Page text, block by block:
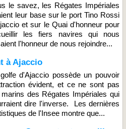
le savez, les Régates Impériales
leur base sur le port Tino Rossi
et sur le Quai d'honneur pour
les fiers navires qui nous
l'honneur de nous rejoindre...
à Ajaccio
d'Ajaccio possède un pouvoir
évident, et ce ne sont pas
des Régates Impériales qui
dire l'inverse. Les dernières
de l'Insee montre que...